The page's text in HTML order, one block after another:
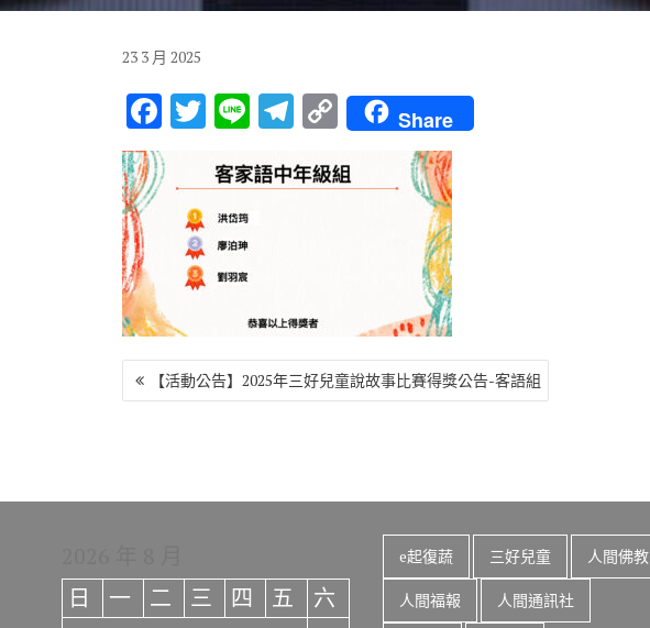
23 3 月 2025
F
ac
e
k
T
it
te
r
Li
e
T
e
C
o
p
Share
文
章
【活動公告】2025年三好兒童說故事比賽得獎公告-客語組
日
一 二 三 四 五
六
e起復蔬 三好兒童 人間佛教
人間福報 人間通訊社